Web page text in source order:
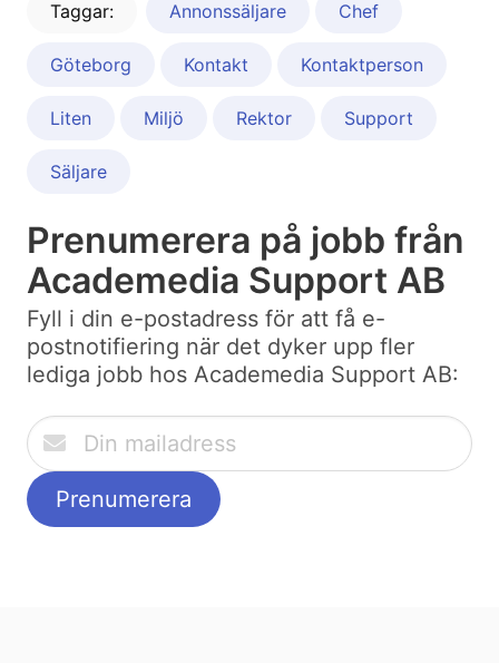
Taggar: Annonssäljare Chef
Göteborg Kontakt Kontaktperson
Liten Miljö Rektor Support
Säljare
Prenumerera på jobb från
Academedia Support AB
Fyll i din e-postadress för att få e-
postnotifiering när det dyker upp fler
lediga jobb hos Academedia Support AB: